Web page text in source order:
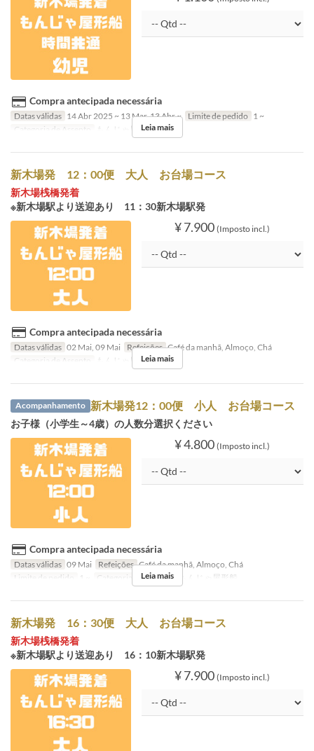
Compra antecipada necessária
Datas válidas 14 Abr 2025 ~ 13 Mar, 13 Abr ~ Limite de pedido 1 ~
Categoria de Assento
もんじゃ屋形船Leia mais
新木場発 12：00便 大人 お台場コース
新木場桟橋発着
※新木場駅より送迎あり 11：30新木場駅発
¥ 7.900 (Imposto incl.)
Compra antecipada necessária
Datas válidas 02 Mai, 09 Mai Refeições Café da manhã, Almoço, Chá
Categoria de Assento
もんじゃ屋形船Leia mais
Acompanhamento 新木場発12：00便 小人 お台場コース
お子様（小学生～4歳）の人数分選択ください
¥ 4.800 (Imposto incl.)
Compra antecipada necessária
Datas válidas 09 Mai Refeições Café da manhã, Almoço, Chá
Limite de pedido
1 ~ Categoria de Assento もんじゃ屋形船
Leia mais
新木場発 16：30便 大人 お台場コース
新木場桟橋発着
※新木場駅より送迎あり 16：10新木場駅発
¥ 7.900 (Imposto incl.)